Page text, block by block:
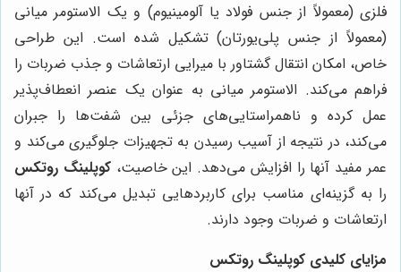
فلزی (معمولاً از جنس فولاد یا آلومینیوم) و یک الاستومر میانی
(معمولاً از جنس پلی‌یورتان) تشکیل شده است. این طراحی
خاص، امکان انتقال گشتاور با میرایی ارتعاشات و جذب ضربات را
فراهم می‌کند. الاستومر میانی به عنوان یک عنصر انعطاف‌پذیر
عمل کرده و ناهمراستایی‌های جزئی بین شفت‌ها را جبران
می‌کند، در نتیجه از آسیب رسیدن به تجهیزات جلوگیری می‌کند و
عمر مفید آنها را افزایش می‌دهد. این خاصیت،کوپلینگ روتکس
را به گزینه‌ای مناسب برای کاربردهایی تبدیل می‌کند که در آنها
ارتعاشات و ضربات وجود دارند.
مزایای کلیدی کوپلینگ روتکس